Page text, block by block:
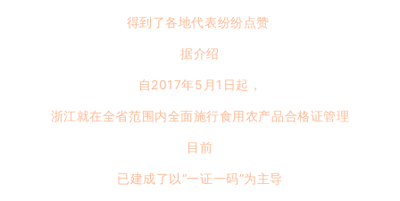
得到了各地代表纷纷点赞
据介绍
自2017年5月1日起，
浙江就在全省范围内全面施行食用农产品合格证管理
目前
已建成了以“一证一码”为主导